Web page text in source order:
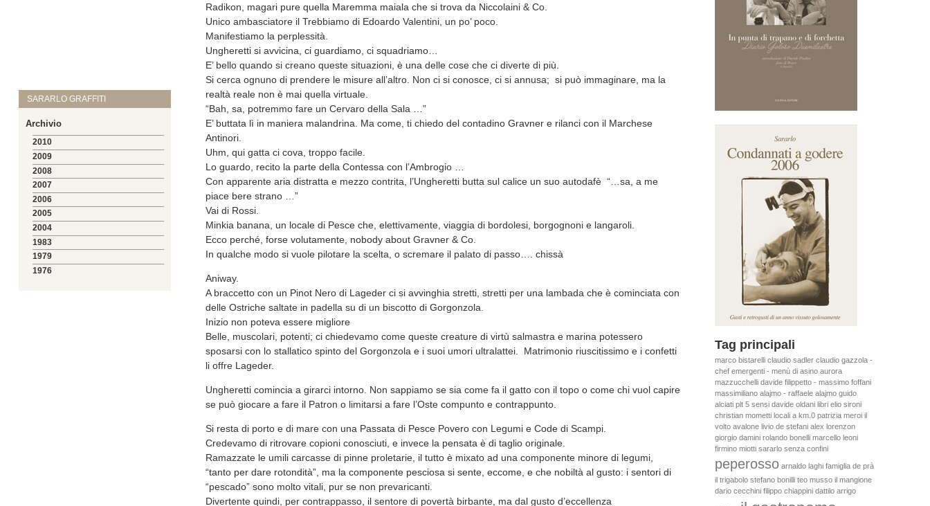
SARARLO GRAFFITI
Archivio
2010
2009
2008
2007
2006
2005
2004
1983
1979
1976
Radikon, magari pure quella Maremma maiala che si trova da Niccolaini & Co.
Unico ambasciatore il Trebbiamo di Edoardo Valentini, un po’ poco.
Manifestiamo la perplessità.
Ungheretti si avvicina, ci guardiamo, ci squadriamo…
E’ bello quando si creano queste situazioni, è una delle cose che ci diverte di più.
Si cerca ognuno di prendere le misure all’altro. Non ci si conosce, ci si annusa; si può immaginare, ma la
realtà reale non è mai quella virtuale.
“Bah, sa, potremmo fare un Cervaro della Sala …”
E’ buttata lì in maniera malandrina. Ma come, ti chiedo del contadino Gravner e rilanci con il Marchese
Antinori.
Uhm, qui gatta ci cova, troppo facile.
Lo guardo, recito la parte della Contessa con l’Ambrogio …
Con apparente aria distratta e mezzo contrita, l’Ungheretti butta sul calice un suo autodafè “…sa, a me
piace bere strano …”
Vai di Rossi.
Minkia banana, un locale di Pesce che, elettivamente, viaggia di bordolesi, borgognoni e langaroli.
Ecco perché, forse volutamente, nobody about Gravner & Co.
In qualche modo si vuole pilotare la scelta, o scremare il palato di passo…. chissà
Aniway.
A braccetto con un Pinot Nero di Lageder ci si avvinghia stretti, stretti per una lambada che è cominciata con
delle Ostriche saltate in padella su di un biscotto di Gorgonzola.
Inizio non poteva essere migliore
Belle, muscolari, potenti; ci chiedevamo come queste creature di virtù salmastra e marina potessero
sposarsi con lo stallatico spinto del Gorgonzola e i suoi umori ultralattei. Matrimonio riuscitissimo e i confetti
li offre Lageder.
Ungheretti comincia a girarci intorno. Non sappiamo se sia come fa il gatto con il topo o come chi vuol capire
se può giocare a fare il Patron o limitarsi a fare l’Oste compunto e contrappunto.
Si resta di porto e di mare con una Passata di Pesce Povero con Legumi e Code di Scampi.
Credevamo di ritrovare copioni conosciuti, e invece la pensata è di taglio originale.
Ramazzate le umili carcasse di pinne proletarie, il tutto è mixato ad una componente minore di legumi,
“tanto per dare rotondità”, ma la componente pesciosa si sente, eccome, e che nobiltà al gusto: i sentori di
“pescado” sono molto vitali, pur se non prevaricanti.
Divertente quindi, per contrappasso, il sentore di povertà birbante, ma dal gusto d’eccellenza
Tag principali
marco bistarelli claudio sadler claudio gazzola -
chef emergenti - menù di asino aurora
mazzucchelli davide filippetto - massimo foffani
massimiliano alajmo - raffaele alajmo guido
alciati plt 5 sensi davide oldani libri elio sironi
christian mometti locali a km.0 patrizia meroi il
volto avalone livio de stefani alex lorenzon
giorgio damini rolando bonelli marcello leoni
firmino miotti sararlo senza confini
peperosso arnaldo laghi famiglia de prà
il trigabolo stefano bonilli teo musso il mangione
dario cecchini filippo chiappini dattilo arrigo